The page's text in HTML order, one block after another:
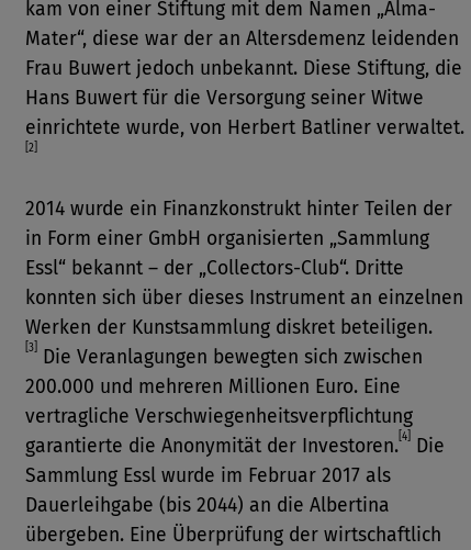
kam von einer Stiftung mit dem Namen „Alma-
Mater“, diese war der an Altersdemenz leidenden
Frau Buwert jedoch unbekannt. Diese Stiftung, die
Hans Buwert für die Versorgung seiner Witwe
einrichtete wurde, von Herbert Batliner verwaltet.
[2]
2014 wurde ein Finanzkonstrukt hinter Teilen der
in Form einer GmbH organisierten „Sammlung
Essl“ bekannt – der „Collectors-Club“. Dritte
konnten sich über dieses Instrument an einzelnen
Werken der Kunstsammlung diskret beteiligen.
[3]
Die Veranlagungen bewegten sich zwischen
200.000 und mehreren Millionen Euro. Eine
vertragliche Verschwiegenheitsverpflichtung
garantierte die Anonymität der Investoren. [4]
Die
Sammlung Essl wurde im Februar 2017 als
Dauerleihgabe (bis 2044) an die Albertina
übergeben. Eine Überprüfung der wirtschaftlich